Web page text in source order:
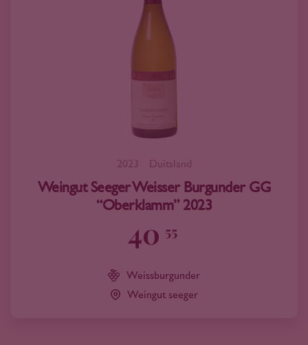
2023 Duitsland
Weingut Seeger Weisser Burgunder GG
“Oberklamm” 2023
40 55
Weissburgunder
Weingut seeger